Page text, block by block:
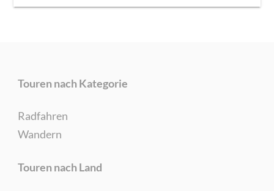
Touren nach Kategorie
Radfahren
Wandern
Touren nach Land